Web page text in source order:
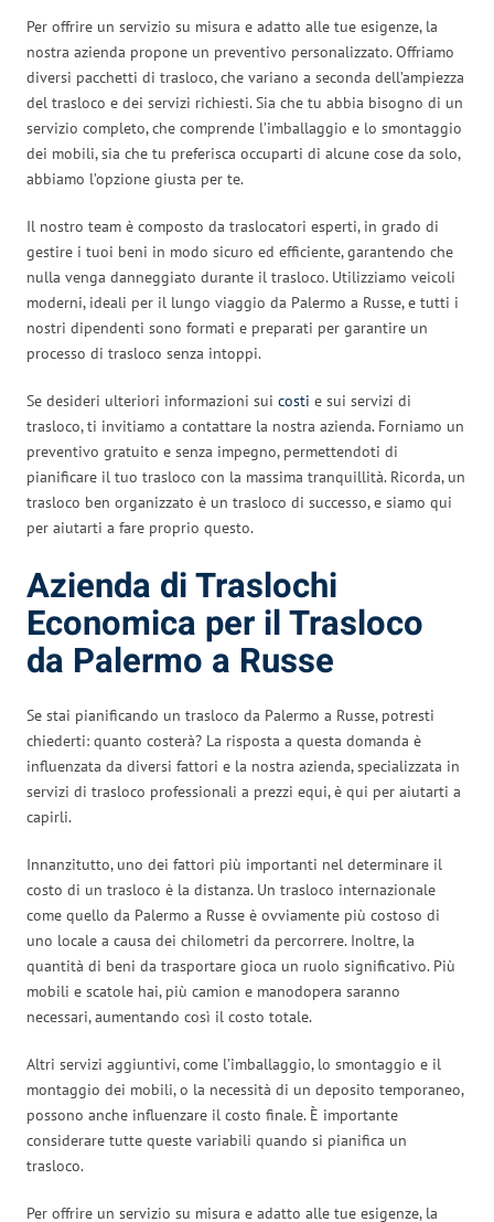
Per offrire un servizio su misura e adatto alle tue esigenze, la
nostra azienda propone un preventivo personalizzato. Offriamo
diversi pacchetti di trasloco, che variano a seconda dell’ampiezza
del trasloco e dei servizi richiesti. Sia che tu abbia bisogno di un
servizio completo, che comprende l’imballaggio e lo smontaggio
dei mobili, sia che tu preferisca occuparti di alcune cose da solo,
abbiamo l’opzione giusta per te.
Il nostro team è composto da traslocatori esperti, in grado di
gestire i tuoi beni in modo sicuro ed efficiente, garantendo che
nulla venga danneggiato durante il trasloco. Utilizziamo veicoli
moderni, ideali per il lungo viaggio da Palermo a Russe, e tutti i
nostri dipendenti sono formati e preparati per garantire un
processo di trasloco senza intoppi.
Se desideri ulteriori informazioni sui costi e sui servizi di
trasloco, ti invitiamo a contattare la nostra azienda. Forniamo un
preventivo gratuito e senza impegno, permettendoti di
pianificare il tuo trasloco con la massima tranquillità. Ricorda, un
trasloco ben organizzato è un trasloco di successo, e siamo qui
per aiutarti a fare proprio questo.
Azienda di Traslochi
Economica per il Trasloco
da Palermo a Russe
Se stai pianificando un trasloco da Palermo a Russe, potresti
chiederti: quanto costerà? La risposta a questa domanda è
influenzata da diversi fattori e la nostra azienda, specializzata in
servizi di trasloco professionali a prezzi equi, è qui per aiutarti a
capirli.
Innanzitutto, uno dei fattori più importanti nel determinare il
costo di un trasloco è la distanza. Un trasloco internazionale
come quello da Palermo a Russe è ovviamente più costoso di
uno locale a causa dei chilometri da percorrere. Inoltre, la
quantità di beni da trasportare gioca un ruolo significativo. Più
mobili e scatole hai, più camion e manodopera saranno
necessari, aumentando così il costo totale.
Altri servizi aggiuntivi, come l’imballaggio, lo smontaggio e il
montaggio dei mobili, o la necessità di un deposito temporaneo,
possono anche influenzare il costo finale. È importante
considerare tutte queste variabili quando si pianifica un
trasloco.
Per offrire un servizio su misura e adatto alle tue esigenze, la